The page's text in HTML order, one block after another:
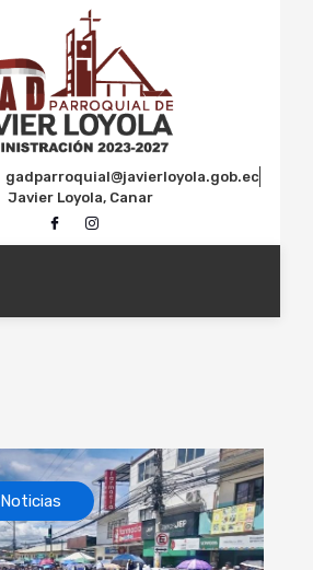
gadparroquial@javierloyola.gob.ec
Javier Loyola, Canar